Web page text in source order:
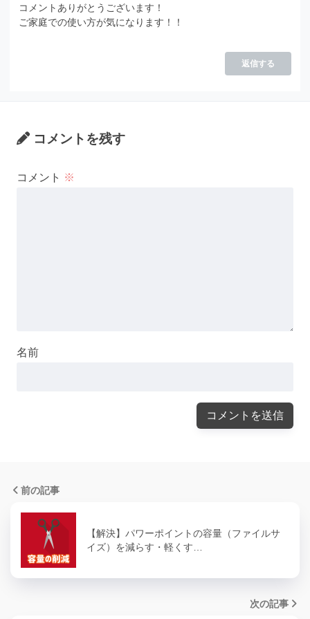
コメントありがとうございます！
ご家庭での使い方が気になります！！
返信する
コメントを残す
コメント ※
名前
前の記事
【解決】パワーポイントの容量（ファイルサ
イズ）を減らす・軽くす…
次の記事